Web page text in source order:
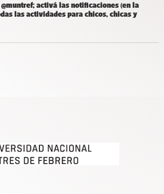
activá las notificaciones (en la
las actividades para chicos, chicas y